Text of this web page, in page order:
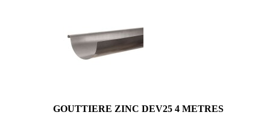
GOUTTIERE ZINC DEV25 4 METRES